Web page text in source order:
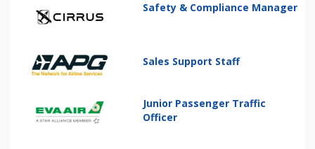
Safety & Compliance Manager
Sales Support Staff
Junior Passenger Traffic
Officer